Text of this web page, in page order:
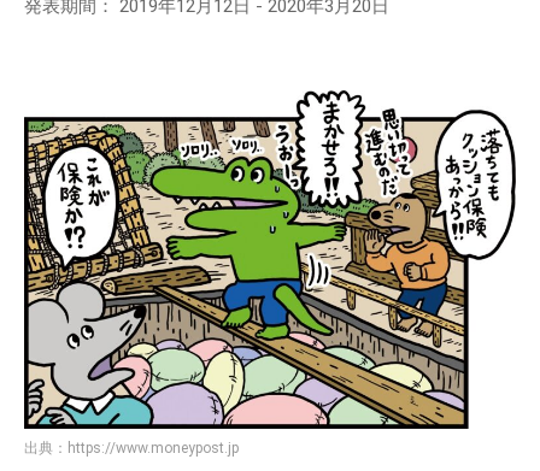
発表期間： 2019年12月12日 - 2020年3月20日
出典： https://www.moneypost.jp